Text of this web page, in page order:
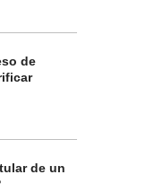
de
de un